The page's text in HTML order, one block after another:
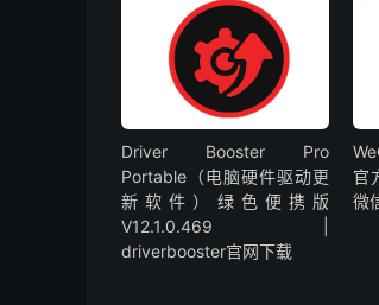
Driver Booster Pro
Portable（电脑硬件驱动更
新软件）绿色便携版
V12.1.0.469 |
driverbooster官网下载
官
微